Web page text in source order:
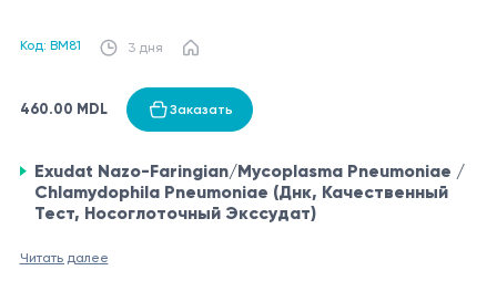
Код: BM81 3 дня
460.00 MDL Заказать
Exudat Nazo-Faringian/Mycoplasma Pneumoniae /
Chlamydophila Pneumoniae (Днк, Качественный
Тест, Носоглоточный Экссудат)
Напоминаем вам, что самостоятельная интерпретация
Читать далее